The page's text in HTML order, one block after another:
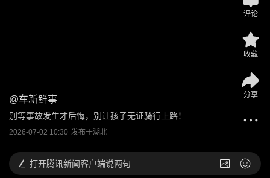
@车新鲜事
别等事故发生才后悔，别让孩子无证骑行上路！
2026-07-02 10:30 发布于湖北
评论
收藏
分享
打开腾讯新闻客户端说两句